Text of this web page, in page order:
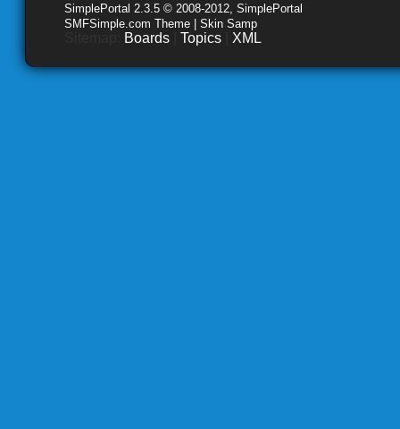
SimplePortal 2.3.5 © 2008-2012, SimplePortal
SMFSimple.com Theme | Skin Samp
Boards Topics XML